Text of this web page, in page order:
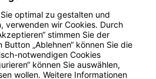
und Verordnungsermächtigung